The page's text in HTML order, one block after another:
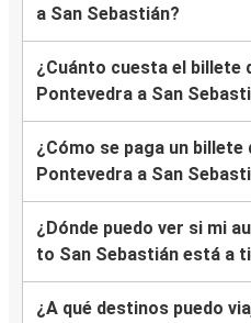
a San Sebastián?
¿Cuánto cuesta el billete
Pontevedra a San
¿Cómo se paga un billete
Pontevedra a San
¿Dónde puedo ver si mi
to San Sebastián está a
¿A qué destinos puedo